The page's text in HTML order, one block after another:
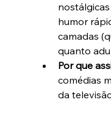
humor
camadas
quanto
Por que
comédias
da